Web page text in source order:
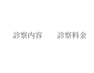
診察内容 診察料金